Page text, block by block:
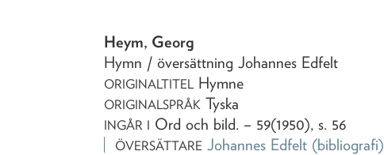
Heym, Georg
Hymn / översättning Johannes Edfelt
ORIGINALTITEL Hymne
ORIGINALSPRÅK Tyska
INGÅR I Ord och bild. – 59(1950), s. 56
ÖVERSÄTTARE Johannes Edfelt (bibliografi)